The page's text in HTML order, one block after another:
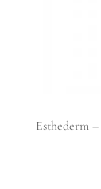
Esthederm